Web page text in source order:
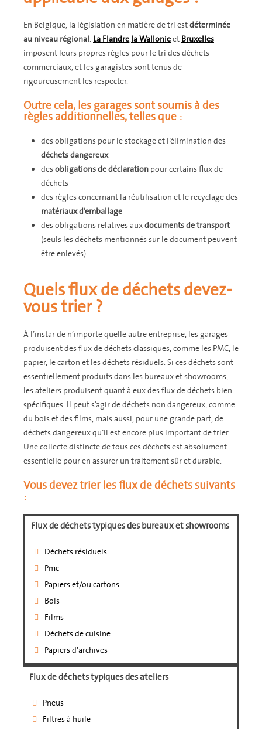
En Belgique, la législation en matière de tri estdéterminée
au niveau régional. La Flandre,la Wallonieet Bruxelles
imposent leurs propres règles pour le tri des déchets
commerciaux, et les garagistes sont tenus de
rigoureusement les respecter.
Outre cela, les garages sont soumis à des
règles additionnelles, telles que :
des obligations pour le stockage et l’élimination des
déchets dangereux
desobligations de déclaration pour certains flux de
déchets
des règles concernant la réutilisation et le recyclage des
matériaux d’emballage
des obligations relatives auxdocuments de transport
(seuls les déchets mentionnés sur le document peuvent
être enlevés)
Quels flux de déchets devez-
vous trier ?
À l’instar de n’importe quelle autre entreprise, les garages
produisent des flux de déchets classiques, comme les PMC, le
papier, le carton et les déchets résiduels. Si ces déchets sont
essentiellement produits dans les bureaux et showrooms,
les ateliers produisent quant à eux des flux de déchets bien
spécifiques. Il peut s’agir de déchets non dangereux, comme
du bois et des films, mais aussi, pour une grande part, de
déchets dangereux qu’il est encore plus important de trier.
Une collecte distincte de tous ces déchets est absolument
essentielle pour en assurer un traitement sûr et durable.
Vous devez trier les flux de déchets suivants
:
Flux de déchets typiques des bureaux et showrooms
Déchets résiduels
Pmc
Papiers et/ou cartons
Bois
Films
Déchets de cuisine
Papiers d'archives
Flux de déchets typiques des ateliers
Pneus
Filtres à huile